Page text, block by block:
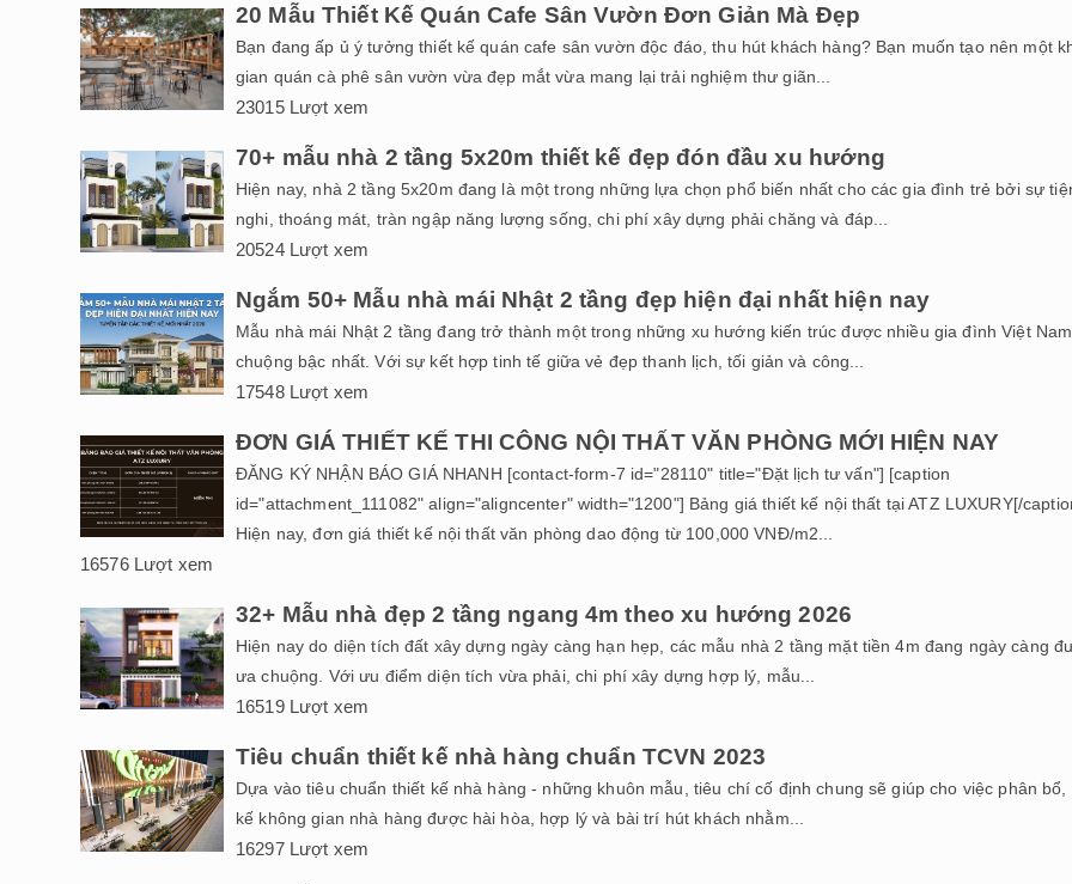
20 Mẫu Thiết Kế Quán Cafe Sân Vườn Đơn Giản Mà Đẹp
Bạn đang ấp ủ ý tưởng thiết kế quán cafe sân vườn độc đáo, thu hút khách hàng? Bạn muốn tạo nên một
gian quán cà phê sân vườn vừa đẹp mắt vừa mang lại trải nghiệm thư giãn...
23015 Lượt xem
70+ mẫu nhà 2 tầng 5x20m thiết kế đẹp đón đầu xu hướng
Hiện nay, nhà 2 tầng 5x20m đang là một trong những lựa chọn phổ biến nhất cho các gia đình trẻ bởi sự
nghi, thoáng mát, tràn ngập năng lượng sống, chi phí xây dựng phải chăng và đáp...
20524 Lượt xem
Ngắm 50+ Mẫu nhà mái Nhật 2 tầng đẹp hiện đại nhất hiện nay
Mẫu nhà mái Nhật 2 tầng đang trở thành một trong những xu hướng kiến trúc được nhiều gia đình Việt
chuộng bậc nhất. Với sự kết hợp tinh tế giữa vẻ đẹp thanh lịch, tối giản và công...
17548 Lượt xem
ĐƠN GIÁ THIẾT KẾ THI CÔNG NỘI THẤT VĂN PHÒNG MỚI HIỆN NAY
ĐĂNG KÝ NHẬN BÁO GIÁ NHANH [contact-form-7 id="28110" title="Đặt lịch tư vấn"] [caption
id="attachment_111082" align="aligncenter" width="1200"] Bảng giá thiết kế nội thất tại ATZ LUXURY[/
Hiện nay, đơn giá thiết kế nội thất văn phòng dao động từ 100,000 VNĐ/m2...
16576 Lượt xem
32+ Mẫu nhà đẹp 2 tầng ngang 4m theo xu hướng 2026
Hiện nay do diện tích đất xây dựng ngày càng hạn hẹp, các mẫu nhà 2 tầng mặt tiền 4m đang ngày càng
ưa chuộng. Với ưu điểm diện tích vừa phải, chi phí xây dựng hợp lý, mẫu...
16519 Lượt xem
Tiêu chuẩn thiết kế nhà hàng chuẩn TCVN 2023
Dựa vào tiêu chuẩn thiết kế nhà hàng - những khuôn mẫu, tiêu chí cố định chung sẽ giúp cho việc phân bổ,
kế không gian nhà hàng được hài hòa, hợp lý và bài trí hút khách nhằm...
16297 Lượt xem